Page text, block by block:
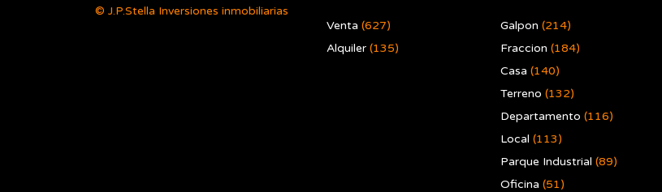
© J.P.Stella Inversiones inmobiliarias
Venta (627)
Alquiler (135)
Galpon (214)
Fraccion (184)
Casa (140)
Terreno (132)
Departamento (116)
Local (113)
Parque Industrial (89)
Oficina (51)